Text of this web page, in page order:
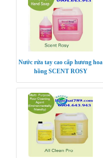
Nước rửa tay cao cấp hương hoa
hồng SCENT ROSY